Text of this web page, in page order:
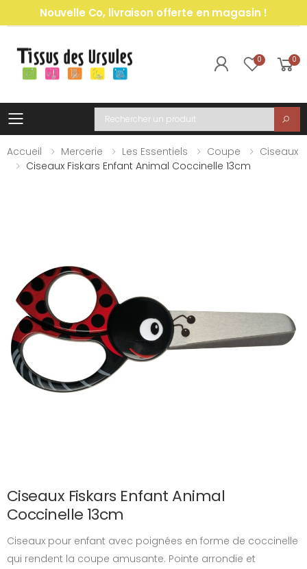
Nouvelle Co, livraison offerte en magasin !
0 0
Toggle mobile menu
Recherche
Accueil
Mercerie Les Essentiels Coupe
Ciseaux
Ciseaux Fiskars Enfant Animal Coccinelle 13cm
Ciseaux Fiskars Enfant Animal
Coccinelle 13cm
Ciseaux pour enfant avec poignées en forme de coccinelle
qui rendent la coupe amusante. Pointe arrondie et